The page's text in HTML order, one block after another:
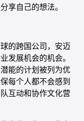
享自己的想法。
的跨国公司，安迈
发展机会的机会。
能的计划被列为优
每个人都不会感到
互动和协作文化营